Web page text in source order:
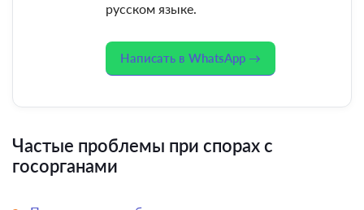
русском языке.
Написать в WhatsApp →
Частые проблемы при спорах с
госорганами